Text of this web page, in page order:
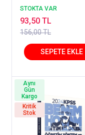
Ölçme ve
Emre Korcan Demir
İndeks Akademi
Yayıncılık
STOKTA VAR
156,00 TL
93,50 TL
Aynı
Gün
Kargo
Kritik
Stok